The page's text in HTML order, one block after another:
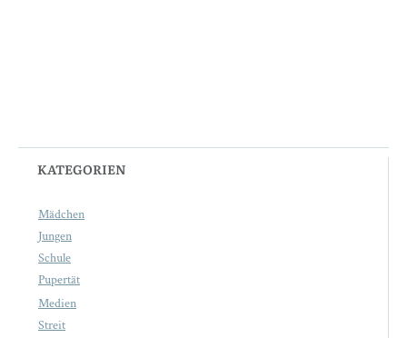
KATEGORIEN
Mädchen
Jungen
Schule
Pupertät
Medien
Streit